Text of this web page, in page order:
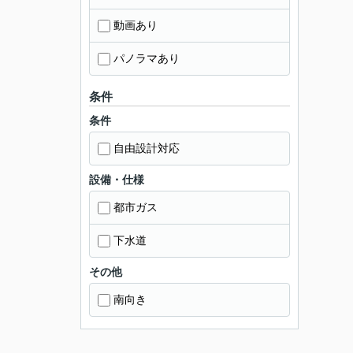
動画あり
パノラマあり
条件
条件
自由設計対応
設備・仕様
都市ガス
下水道
その他
南向き